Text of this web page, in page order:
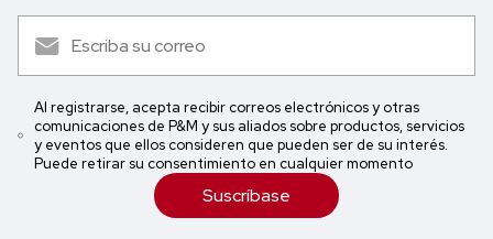
Al registrarse, acepta recibir correos electrónicos y otras
comunicaciones de P&M y sus aliados sobre productos, servicios
y eventos que ellos consideren que pueden ser de su interés.
Puede retirar su consentimiento en cualquier momento
Suscríbase